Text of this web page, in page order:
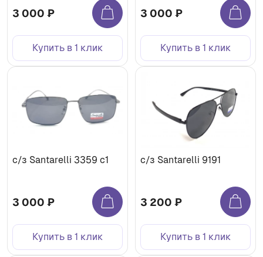
3 000 ₽
Купить в 1 клик
3 000 ₽
Купить в 1 клик
с/з Santarelli 3359 c1
3 000 ₽
Купить в 1 клик
с/з Santarelli 9191
3 200 ₽
Купить в 1 клик